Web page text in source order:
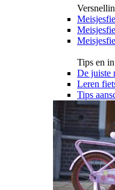
Tips en
De juiste
Leren
Tips